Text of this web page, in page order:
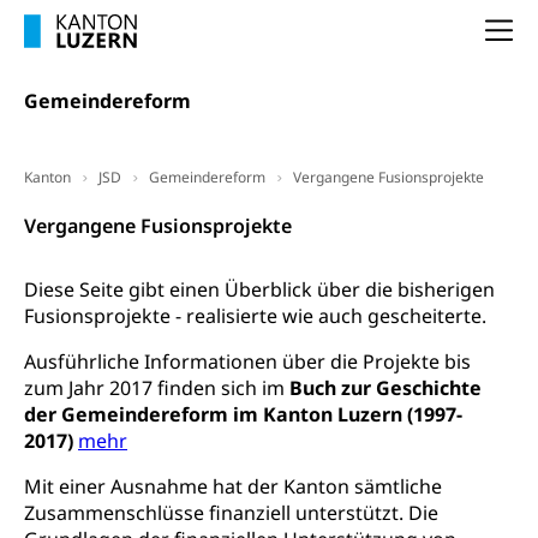
Gemeindereform
Kanton JSD Gemeindereform Vergangene Fusionsprojekte
Vergangene Fusionsprojekte
Diese Seite gibt einen Überblick über die bisherigen
Fusionsprojekte - realisierte wie auch gescheiterte.
Ausführliche Informationen über die Projekte bis
zum Jahr 2017 finden sich im Buch zur Geschichte
der Gemeindereform im Kanton Luzern (1997-
2017) mehr
Mit einer Ausnahme hat der Kanton sämtliche
Zusammenschlüsse finanziell unterstützt. Die
Prämienverbilligung (WAS Luzern)
sichere Lebensmittel, Lebensmittelkontrolle,
Lebensmittelhygiene, Produktesicherheit
Prävention
Tabakprävention, Primärprävention,
Kantonales Tabakpräventionsprogramm
Gesundheitsförderung
Prävention (Polizei)
Suchtprävention
Sozialversicherungen, Sozialpolitik,
Arbeitslosenversicherung,
Unfallversicherung, Invalidenversicherung,
Sozialhilfe
Kranken- und Unfallversicherung
Krankenversicherung (WAS Luzern)
Sucht und Drogen
Drogenabhängigkeit, Drogensucht,
Medikamentenabhängigkeit,
Arzneimittelabhängigkeit, Suchtkrankheit,